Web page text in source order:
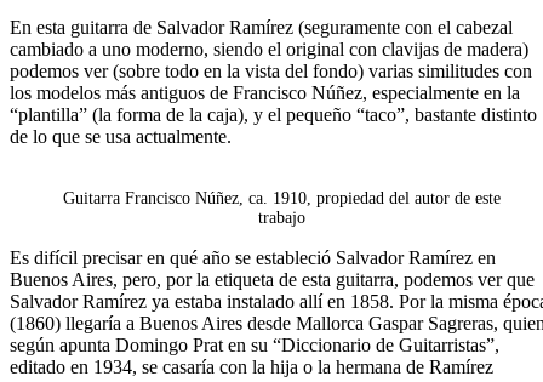
En esta guitarra de Salvador Ramírez (seguramente con el cabezal
cambiado a uno moderno, siendo el original con clavijas de madera)
podemos ver (sobre todo en la vista del fondo) varias similitudes con
los modelos más antiguos de Francisco Núñez, especialmente en la
“plantilla” (la forma de la caja), y el pequeño “taco”, bastante distinto
de lo que se usa actualmente.
Guitarra Francisco Núñez, ca. 1910, propiedad del autor de este
trabajo
Es difícil precisar en qué año se estableció Salvador Ramírez en
Buenos Aires, pero, por la etiqueta de esta guitarra, podemos ver que
Salvador Ramírez ya estaba instalado allí en 1858. Por la misma
(1860) llegaría a Buenos Aires desde Mallorca Gaspar Sagreras,
según apunta Domingo Prat en su “Diccionario de Guitarristas”,
editado en 1934, se casaría con la hija o la hermana de Ramírez